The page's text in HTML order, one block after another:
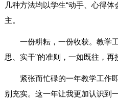
几种方法均以学生“动手、心得
主。
一份耕耘，一份收获。教学
思、实干”的准则，一如既往，再
紧张而忙碌的一年教学工作
别充实。这一年让我更加认识到